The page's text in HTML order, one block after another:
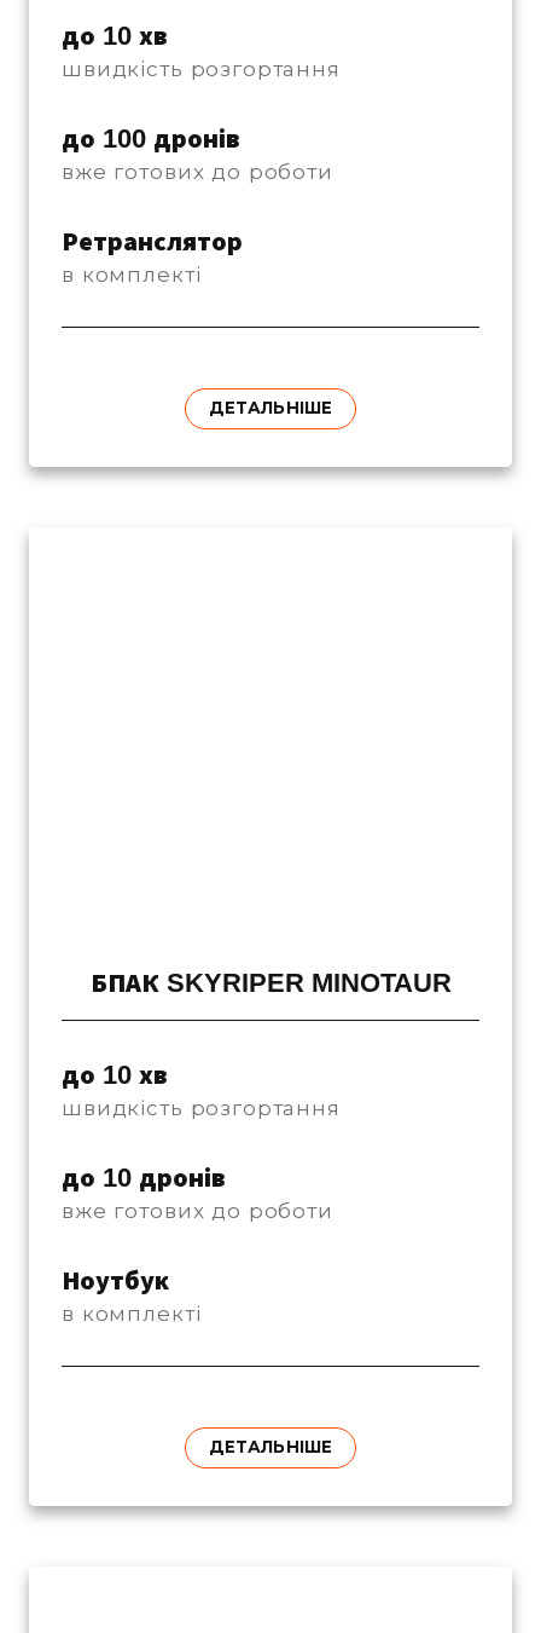
до 10 хв
швидкість розгортання
до 100 дронів
вже готових до роботи
Ретранслятор
в комплекті
ДЕТАЛЬНІШЕ
БПАК SKYRIPER MINOTAUR
до 10 хв
швидкість розгортання
до 10 дронів
вже готових до роботи
Ноутбук
в комплекті
ДЕТАЛЬНІШЕ